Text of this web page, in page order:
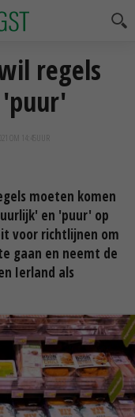
regels
OM 14:45
moeten komen
en 'puur' op
voor richtlijnen om
gaan en neemt de
Ierland als